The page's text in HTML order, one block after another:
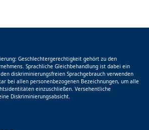
Geschlechtergerechtigkeit gehört zu den
Sprachliche Gleichbehandlung ist dabei ein
diskriminierungsfreien Sprachgebrauch verwenden
bei allen personenbezogenen Bezeichnungen, um alle
einzuschließen. Versehentliche
Diskriminierungsabsicht.